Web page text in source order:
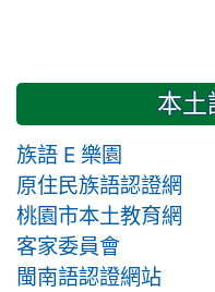
本土
族語 E 樂園
原住民族語認證網
桃園市本土教育網
客家委員會
閩南語認證網站